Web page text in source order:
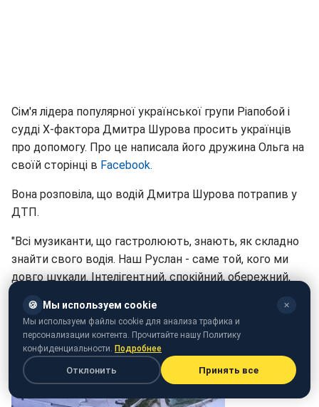
Сім'я лідера популярної української групи Ріапобой і
судді Х-фактора Дмитра Шурова просить українців
про допомогу. Про це написала його дружина Ольга на
своїй сторінці в Facebook.
Вона розповіла, що водій Дмитра Шурова потрапив у
ДТП.
"Всі музиканти, що гастролюють, знають, як складно
знайти свого водія. Наш Руслан - саме той, кого ми
довго шукали. Інтелігентний, спокійний, обережний,
йому потрібна допомога", - пише Шурова.
🍪 Мы используем cookie ✕
Мы используем файлы cookie для анализа трафика и
персонализации контента. Прочитайте нашу Политику
конфиденциальности. Подробнее
Отклонить Принять все